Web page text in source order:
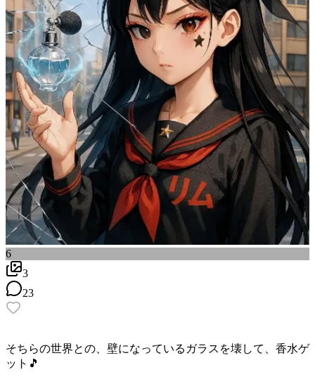
6
3
23
そちらの世界との、壁になっているガラスを壊して、香水ゲ
ット🎵